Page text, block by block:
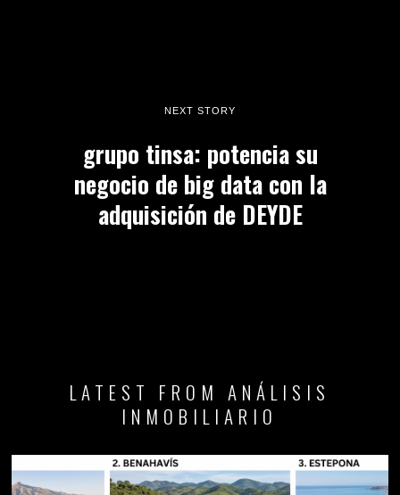
NEXT STORY
grupo tinsa: potencia su
negocio de big data con la
adquisición de DEYDE
LATEST FROM ANÁLISIS
INMOBILIARIO